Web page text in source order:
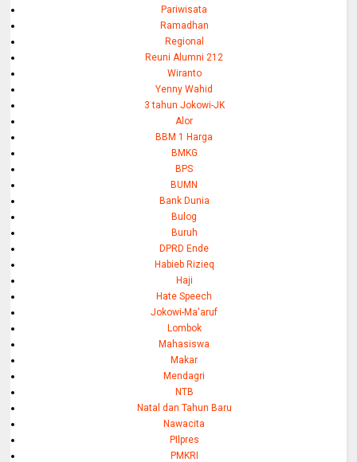
Pariwisata
Ramadhan
Regional
Reuni Alumni 212
Wiranto
Yenny Wahid
3 tahun Jokowi-JK
Alor
BBM 1 Harga
BMKG
BPS
BUMN
Bank Dunia
Bulog
Buruh
DPRD Ende
Habieb Rizieq
Haji
Hate Speech
Jokowi-Ma'aruf
Lombok
Mahasiswa
Makar
Mendagri
NTB
Natal dan Tahun Baru
Nawacita
PIlpres
PMKRI